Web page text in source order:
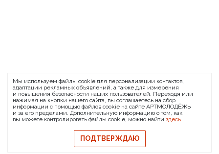
О проекте FAQ
Банковские реквизиты
Сообщить о баге
© 2026 АРТМОЛОДЁЖЬ
Политика конфиденциальности
Политика обмена и возврата
Свидетельство на товарный знак
Публичная оферта
Мы используем файлы cookie для персонализации контактов,
адаптации рекламных объявлений, а также для измерения
и повышения безопасности наших пользователей. Переходя или
нажимая на кнопки нашего сайта, вы соглашаетесь на сбор
информации с помощью файлов cookie на сайте АРТМОЛОДЁЖЬ
и за его пределами. Дополнительную информацию о том, как
вы можете контролировать файлы cookie, можно найти здесь.
ПОДТВЕРЖДАЮ